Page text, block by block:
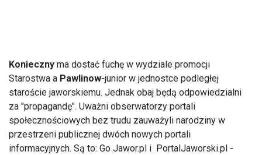
Konieczny ma dostać fuchę w wydziale promocji
Starostwa a Pawlinow-junior w jednostce podległej
staroście jaworskiemu. Jednak obaj będą odpowiedzialni
za "propagandę". Uważni obserwatorzy portali
społecznościowych bez trudu zauważyli narodziny w
przestrzeni publicznej dwóch nowych portali
informacyjnych. Są to: Go Jawor.pl i PortalJaworski.pl -